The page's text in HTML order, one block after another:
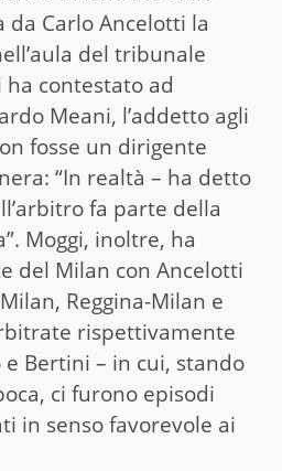
Carlo Ancelotti la
del tribunale
contestato ad
Meani, l’addetto agli
fosse un dirigente
“In realtà – ha detto
fa parte della
Moggi, inoltre, ha
del Milan con Ancelotti
Reggina-Milan e
rispettivamente
Bertini – in cui, stando
ci furono episodi
in senso favorevole ai